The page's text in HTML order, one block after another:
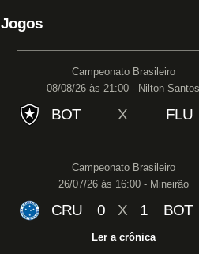
Jogos
Campeonato Brasileiro
08/08/26 às 21:00 - Nilton Santos
BOT X FLU
Campeonato Brasileiro
26/07/26 às 16:00 - Mineirão
CRU 0 X 1 BOT
Ler a crônica